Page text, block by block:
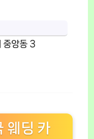
중앙동 3
웨딩 카